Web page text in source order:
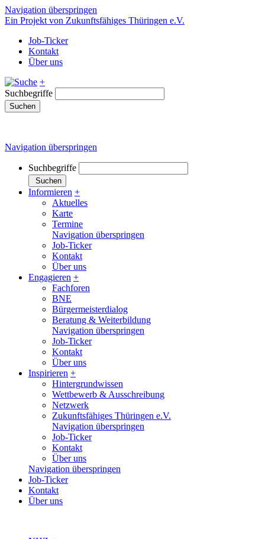
Navigation überspringen
Ein Projekt von Zukunftsfähiges Thüringen e.V.
Job-Ticker
Kontakt
Über uns
+
Suchbegriffe
Suchen
Navigation überspringen
Suchbegriffe
Suchen
Informieren +
Aktuelles
Karte
Termine
Navigation überspringen
Job-Ticker
Kontakt
Über uns
Engagieren +
Fachforen
BNE
Bürgermeisterdialog
Beratung & Weiterbildung
Navigation überspringen
Job-Ticker
Kontakt
Über uns
Inspirieren +
Hintergrundwissen
Wettbewerb & Ausschreibung
Netzwerk
Zukunftsfähiges Thüringen e.V.
Navigation überspringen
Job-Ticker
Kontakt
Über uns
Navigation überspringen
Job-Ticker
Kontakt
Über uns